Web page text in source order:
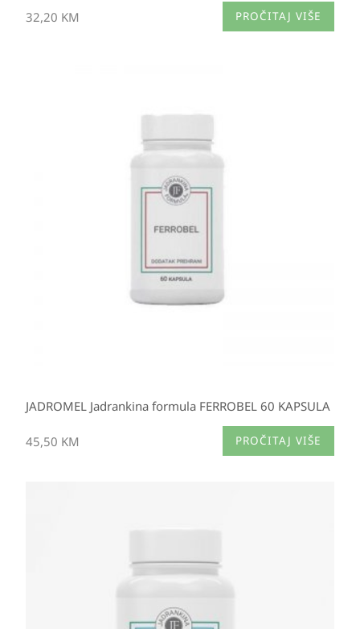
32,20 KM PROČITAJ VIŠE
JADROMEL Jadrankina formula FERROBEL 60 KAPSULA
45,50 KM PROČITAJ VIŠE